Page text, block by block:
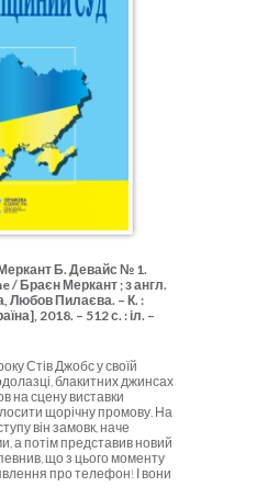
Б. Девайс № 1.
/ Браєн Меркант ; з англ.
Любов Пилаєва. – К. :
2018. – 512 с. : іл. –
Стів Джобс у своїй
блакитних джинсах
на сцену виставки
щорічну промову. На
він замовк, наче
а потім представив новий
що з цього моменту
про телефон! І вони